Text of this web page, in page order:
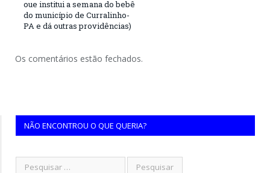
oue institui a semana do bebê
do município de Curralinho-
PA e dá outras providências)
Os comentários estão fechados.
NÃO ENCONTROU O QUE QUERIA?